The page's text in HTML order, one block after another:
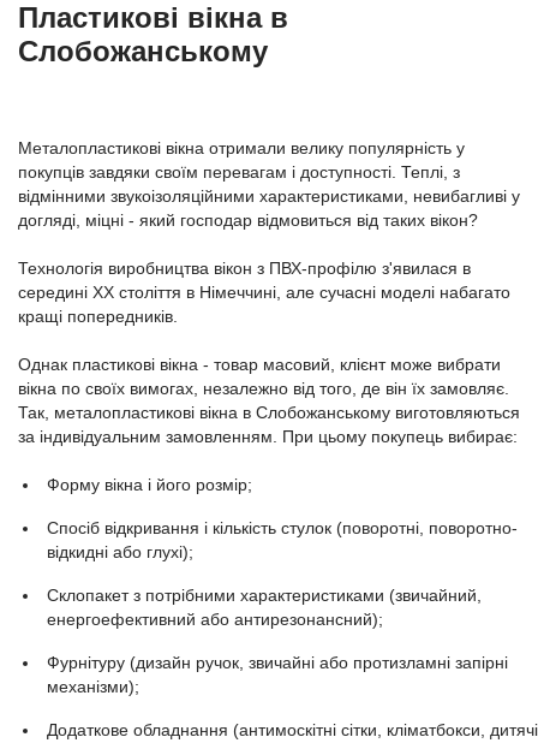
Пластикові вікна в
Слобожанському
Металопластикові вікна отримали велику популярність у
покупців завдяки своїм перевагам і доступності. Теплі, з
відмінними звукоізоляційними характеристиками, невибагливі у
догляді, міцні - який господар відмовиться від таких вікон?
Технологія виробництва вікон з ПВХ-профілю з'явилася в
середині ХХ століття в Німеччині, але сучасні моделі набагато
кращі попередників.
Однак пластикові вікна - товар масовий, клієнт може вибрати
вікна по своїх вимогах, незалежно від того, де він їх замовляє.
Так, металопластикові вікна в Слобожанському виготовляються
за індивідуальним замовленням. При цьому покупець вибирає:
Форму вікна і його розмір;
Спосіб відкривання і кількість стулок (поворотні, поворотно-
відкидні або глухі);
Склопакет з потрібними характеристиками (звичайний,
енергоефективний або антирезонансний);
Фурнітуру (дизайн ручок, звичайні або протизламні запірні
механізми);
Додаткове обладнання (антимоскітні сітки, кліматбокси, дитячі